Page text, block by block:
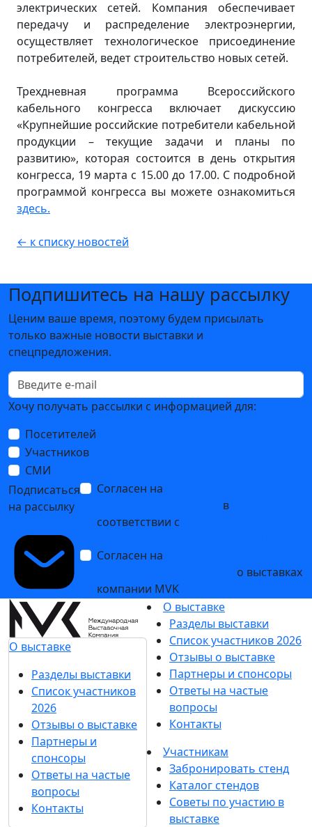
электрических сетей. Компания обеспечивает
передачу и распределение электроэнергии,
осуществляет технологическое присоединение
потребителей, ведет строительство новых сетей.
Трехдневная программа Всероссийского
кабельного конгресса включает дискуссию
«Крупнейшие российские потребители кабельной
продукции – текущие задачи и планы по
развитию», которая состоится в день открытия
конгресса, 19 марта с 15.00 до 17.00. С подробной
программой конгресса вы можете ознакомиться
здесь.
← к списку новостей
Подпишитесь на нашу рассылку
Ценим ваше время, поэтому будем присылать
только важные новости выставки и
спецпредложения.
Хочу получать рассылки с информацией для:
Посетителей
Участников
СМИ
Подписаться
на рассылку
Согласен на
в
соответствии с
Согласен на
о выставках
компании MVK
О выставке
Разделы выставки
Список участников
2026
Отзывы о выставке
Партнеры и
спонсоры
Ответы на частые
вопросы
Контакты
О выставке
Разделы выставки
Список участников 2026
Отзывы о выставке
Партнеры и спонсоры
Ответы на частые
вопросы
Контакты
Участникам
Забронировать стенд
Каталог стендов
Советы по участию в
выставке